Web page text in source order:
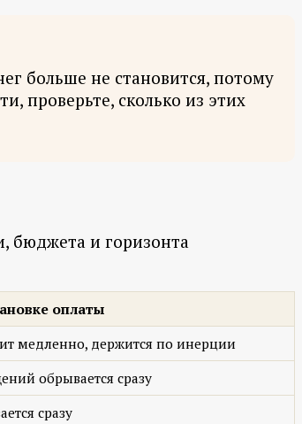
больше не становится, потому
проверьте, сколько из этих
бюджета и горизонта
оплаты
медленно, держится по инерции
обрывается сразу
сразу